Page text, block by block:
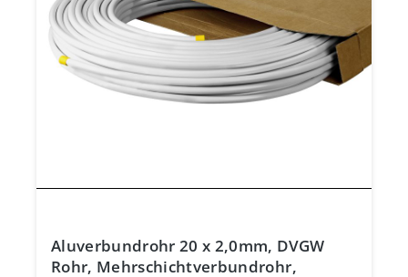
Aluverbundrohr 20 x 2,0mm, DVGW
Rohr, Mehrschichtverbundrohr,